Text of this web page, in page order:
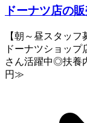
ドーナツ店の
【朝～昼スタッ
ドーナツショップ
さん活躍中◎扶養
円≫